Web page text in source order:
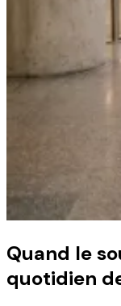
Quand le
quotidien